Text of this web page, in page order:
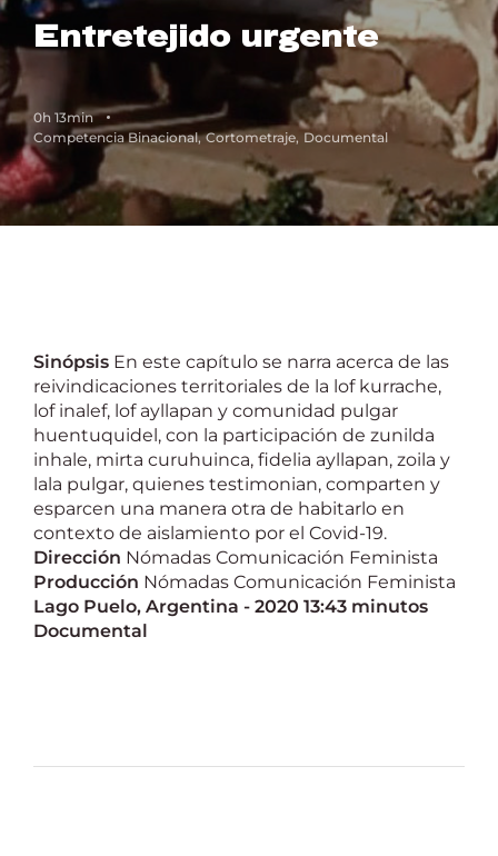
Entretejido urgente
0h 13min
Competencia Binacional Cortometraje Documental
Sinópsis En este capítulo se narra acerca de las
reivindicaciones territoriales de la lof kurrache,
lof inalef, lof ayllapan y comunidad pulgar
huentuquidel, con la participación de zunilda
inhale, mirta curuhuinca, fidelia ayllapan, zoila y
lala pulgar, quienes testimonian, comparten y
esparcen una manera otra de habitarlo en
contexto de aislamiento por el Covid-19.
Dirección Nómadas Comunicación Feminista
Producción Nómadas Comunicación Feminista
Lago Puelo, Argentina - 2020 13:43 minutos
Documental